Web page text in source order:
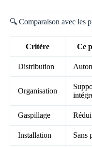
🔍 Comparaison avec les
Critère Ce
Distribution
Organisation
Gaspillage
Installation Sans